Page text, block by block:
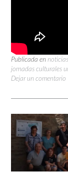
Publicada en noticias
jornadas culturales
Dejar un comentario